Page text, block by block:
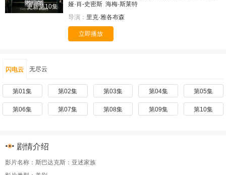
更新第10集
娅·肖-史密斯 海梅·斯莱特
导演： 里克·雅各布森
立即播放
闪电云 无尽云
第01集 第02集 第03集 第04集 第05集
第06集 第07集 第08集 第09集 第10集
剧情介绍
影片名称：斯巴达克斯：亚述家族